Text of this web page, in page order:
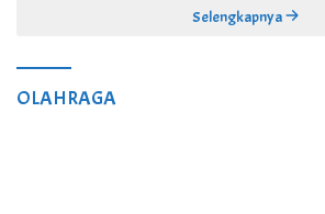
Selengkapnya
OLAHRAGA